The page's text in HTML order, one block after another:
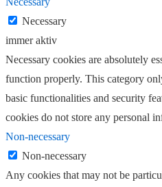
Necessary
immer aktiv
Necessary cookies are absolutely
function properly. This category
basic functionalities and security
cookies do not store any personal
Non-necessary
Non-necessary
Any cookies that may not be